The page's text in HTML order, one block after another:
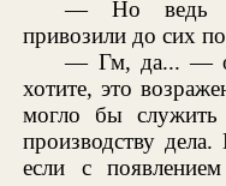
— Но ведь и
привозили до сих
— Гм, да... —
хотите, это
могло бы служить
производству
если с